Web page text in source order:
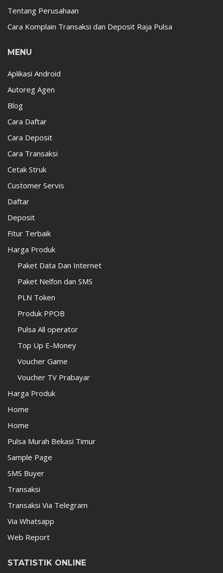
Tentang Perusahaan
Cara Komplain Transaksi dan Deposit Raja Pulsa
MENU
Aplikasi Android
Autoreg Agen
Blog
Cara Daftar
Cara Deposit
Cara Transaksi
Cetak Struk
Customer Servis
Daftar
Deposit
Fitur Terbaik
Harga Produk
Paket Data Dan Internet
Paket Nelfon dan SMS
PLN Token
Produk PPOB
Pulsa All operator
Top Up E-Money
Voucher Game
Voucher TV Prabayar
Harga Produk
Home
Home
Pulsa Murah Bekasi Timur
Sample Page
SMS Buyer
Transaksi
Transaksi Via Telegram
Via Whatsapp
Web Report
STATISTIK ONLINE